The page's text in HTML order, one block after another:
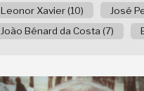
Leonor Xavier (10)
José
João Bénard da Costa (7)